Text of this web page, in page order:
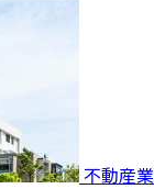
不動産業